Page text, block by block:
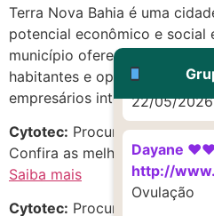
Terra Nova Bahia é uma
potencial econômico e social
município oferece qualidade
habitantes e oportunidades
empresários interessados em
Cytotec: Procurando Sitotec
Confira as melhores opções!
Saiba mais
Cytotec: Procurando chá de
G
http://
Muito
22/05/2026
Dayane
http://
Ovulação